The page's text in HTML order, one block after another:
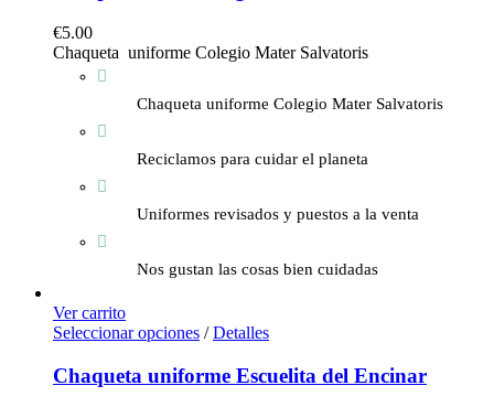
€5.00
Chaqueta uniforme Colegio Mater Salvatoris
Chaqueta uniforme Colegio Mater Salvatoris
Reciclamos para cuidar el planeta
Uniformes revisados y puestos a la venta
Nos gustan las cosas bien cuidadas
Ver carrito
Seleccionar opciones / Detalles
Chaqueta uniforme Escuelita del Encinar